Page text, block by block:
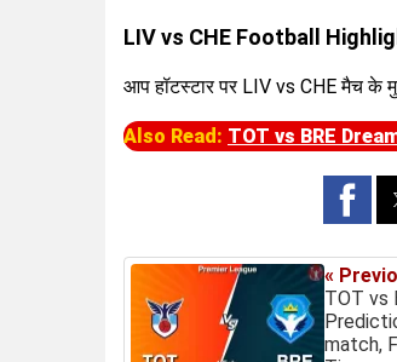
LIV vs CHE Football
आप हॉटस्टार पर LIV vs CHE मैच
Also Read: TOT vs BRE
«
TOT vs
match,